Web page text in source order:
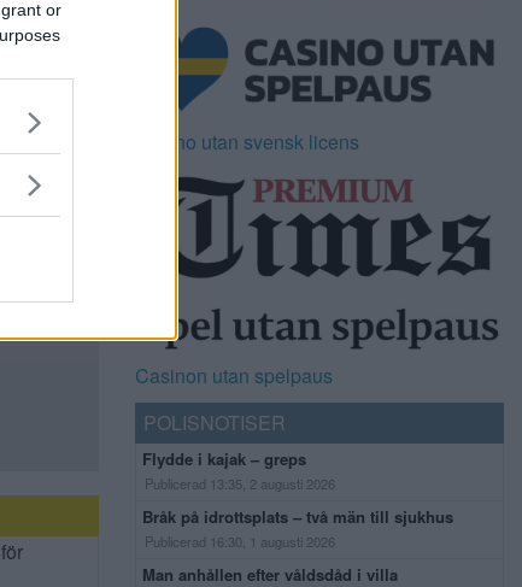
or
Casino utan svensk licens
Casinon utan spelpaus
POLISNOTISER
Flydde i kajak – greps
Publicerad 13:35, 2 augusti 2026
Bråk på idrottsplats – två män till sjukhus
Publicerad 16:30, 1 augusti 2026
Man anhållen efter våldsdåd i villa